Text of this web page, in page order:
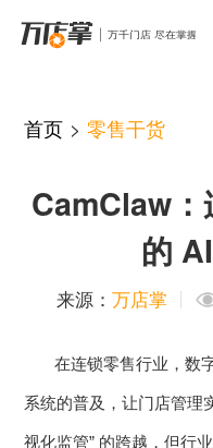
智能巡店
商业BI
远程协同
视频追溯
体验中心 New
智慧门店
资源中心 New
首页 > 零售干货
CamClaw
的
来源：万店掌
在连锁零售行业，数
系统的普及，让门店管理
视化监管” 的跨越，但行